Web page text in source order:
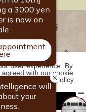
別温泉 登別 石水亭｜北海道の
RESERVED
user experience. By
with our cookie
the
Private Policy.